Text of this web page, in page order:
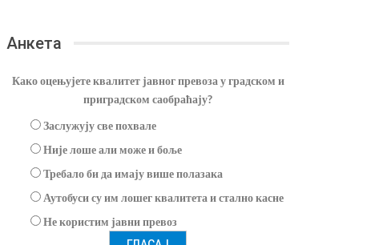
Анкета
Како оцењујете квалитет јавног превоза у градском и
приградском саобраћају?
Заслужују све похвале
Није лоше али може и боље
Требало би да имају више полазака
Аутобуси су им лошег квалитета и стално касне
Не користим јавни превоз